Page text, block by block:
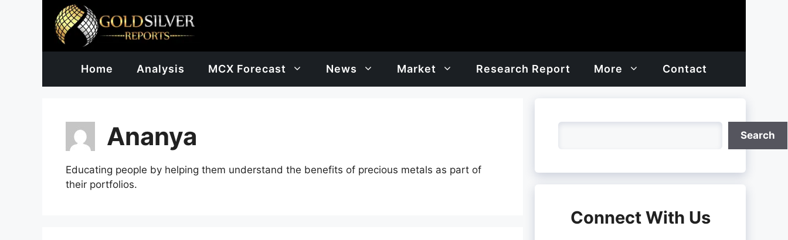
Home Analysis MCX Forecast News Market Research Report More Contact
Ananya
Educating people by helping them understand the benefits of precious metals as part of
their portfolios.
Search
Connect With Us